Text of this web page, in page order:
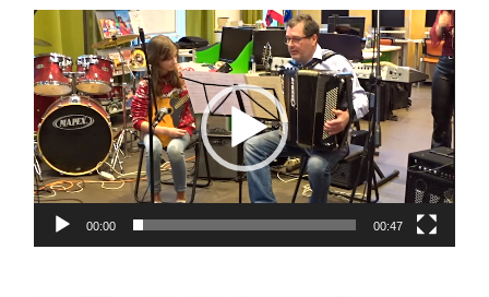
Lecteur
vidéo
00:00 00:47